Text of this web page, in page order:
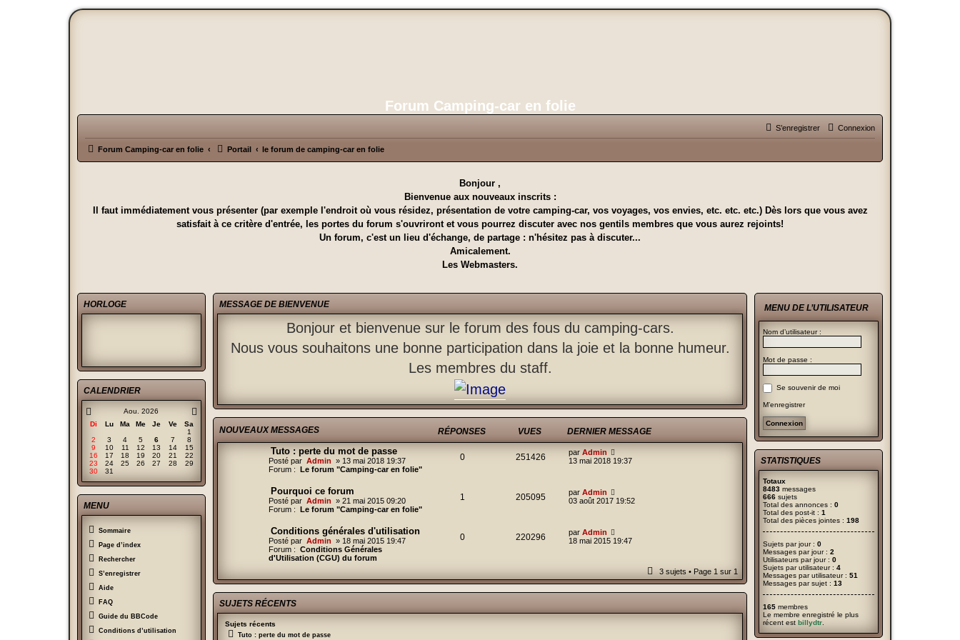
Forum Camping-car en folie
Connexion
S’enregistrer
Forum Camping-car en folie Portail le forum de camping-car en folie
Bonjour ,
Bienvenue aux nouveaux inscrits :
Il faut immédiatement vous présenter (par exemple l'endroit où vous résidez, présentation de votre camping-car, vos voyages, vos envies, etc. etc. etc.) Dès lors que vous avez
satisfait à ce critère d'entrée, les portes du forum s'ouvriront et vous pourrez discuter avec nos gentils membres que vous aurez rejoints!
Un forum, c'est un lieu d'échange, de partage : n'hésitez pas à discuter...
Amicalement.
Les Webmasters.
MESSAGE DE BIENVENUE
Bonjour et bienvenue sur le forum des fous du camping-cars.
Nous vous souhaitons une bonne participation dans la joie et la bonne humeur.
Les membres du staff.
NOUVEAUX MESSAGES RÉPONSES VUES DERNIER MESSAGE
Tuto : perte du mot de passe
Posté par Admin » 13 mai 2018 19:37
Forum : Le forum "Camping-car en folie"
0
s
251426V
e
D
e
e
r
s
a
par Admin
o
d
i
e
s
e
13 mai 2018 19:37
Pourquoi ce forum
Posté par Admin » 21 mai 2015 09:20
Forum : Le forum "Camping-car en folie"
1 205095V
e
D
e
e
r
a
g
par Admin
o
d
e
r
e
03 août 2017 19:52
Conditions générales d'utilisation
Posté par Admin » 18 mai 2015 19:47
Forum : Conditions Générales
d'Utilisation (CGU) du forum
0
o
n
220296V
s
D
e
r
m
par Admin
o
d
e
18 mai 2015 19:47
3 sujets • Page 1 sur 1
SUJETS RÉCENTS
Sujets récents
Tuto : perte du mot de passe
HORLOGE
CALENDRIER
Aou. 2026
Di
Lu Ma Me Je Ve
Sa
1
2
3 4 5 6 7
8
9
10 11 12 13 14
15
16
17 18 19 20 21
22
23
24 25 26 27 28
29
30
31
MENU
Sommaire
Page d’index
Rechercher
S’enregistrer
Aide
FAQ
Guide du BBCode
Conditions d’utilisation
MENU DE L’UTILISATEUR
Nom d’utilisateur :
Mot de passe :
Se souvenir de moi
M’enregistrer
STATISTIQUES
Totaux
8483 messages
666 sujets
Total des annonces : 0
Total des post-it : 1
Total des pièces jointes : 198
Sujets par jour : 0
Messages par jour : 2
Utilisateurs par jour : 0
Sujets par utilisateur : 4
Messages par utilisateur : 51
Messages par sujet : 13
165 membres
Le membre enregistré le plus
récent est billydtr